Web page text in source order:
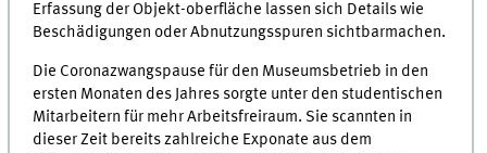
Erfassung der Objekt-oberfläche lassen sich Details wie
Beschädigungen oder Abnutzungsspuren sichtbarmachen.
Die Coronazwangspause für den Museumsbetrieb in den
ersten Monaten des Jahres sorgte unter den studentischen
Mitarbeitern für mehr Arbeitsfreiraum. Sie scannten in
dieser Zeit bereits zahlreiche Exponate aus dem